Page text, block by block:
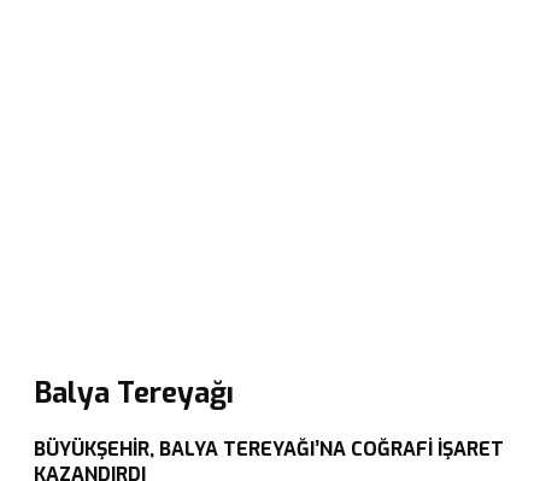
Balya Tereyağı
BÜYÜKŞEHİR, BALYA TEREYAĞI’NA COĞRAFİ İŞARET
KAZANDIRDI